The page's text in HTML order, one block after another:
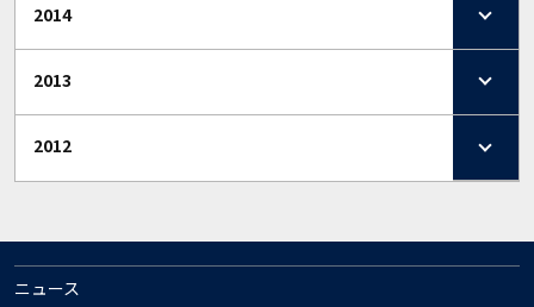
2014
2013
2012
ニュース